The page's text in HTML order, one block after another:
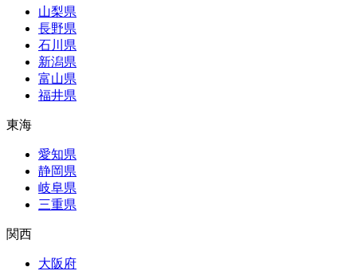
山梨県
長野県
石川県
新潟県
富山県
福井県
東海
愛知県
静岡県
岐阜県
三重県
関西
大阪府